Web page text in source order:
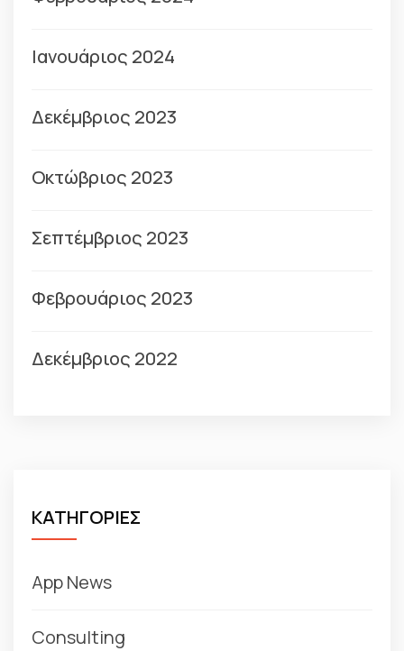
Ιανουάριος 2024
Δεκέμβριος 2023
Οκτώβριος 2023
Σεπτέμβριος 2023
Φεβρουάριος 2023
Δεκέμβριος 2022
ΚΑΤΗΓΟΡΙΕΣ
App News
Consulting